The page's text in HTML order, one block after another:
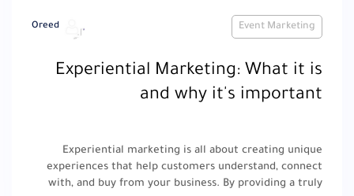
Event Marketing
Oreed
Experiential Marketing: What it is
and why it's important
Experiential marketing is all about creating unique
experiences that help customers understand, connect
with, and buy from your business. By providing a truly